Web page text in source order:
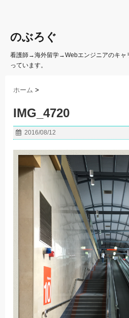
のぶろぐ
看護師→海外留学→Webエンジニアのキャ
っています。
ホーム >
IMG_4720
2016/08/12